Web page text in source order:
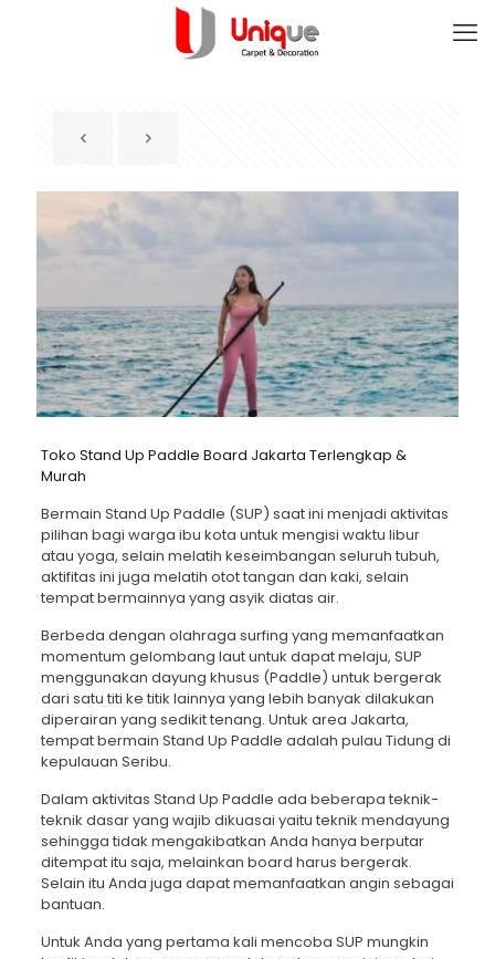
Toko Stand Up Paddle Board Jakarta Terlengkap &
Murah
Bermain Stand Up Paddle (SUP) saat ini menjadi aktivitas
pilihan bagi warga ibu kota untuk mengisi waktu libur
atau yoga, selain melatih keseimbangan seluruh tubuh,
aktifitas ini juga melatih otot tangan dan kaki, selain
tempat bermainnya yang asyik diatas air.
Berbeda dengan olahraga surfing yang memanfaatkan
momentum gelombang laut untuk dapat melaju, SUP
menggunakan dayung khusus (Paddle) untuk bergerak
dari satu titi ke titik lainnya yang lebih banyak dilakukan
diperairan yang sedikit tenang. Untuk area Jakarta,
tempat bermain Stand Up Paddle adalah pulau Tidung di
kepulauan Seribu.
Dalam aktivitas Stand Up Paddle ada beberapa teknik-
teknik dasar yang wajib dikuasai yaitu teknik mendayung
sehingga tidak mengakibatkan Anda hanya berputar
ditempat itu saja, melainkan board harus bergerak.
Selain itu Anda juga dapat memanfaatkan angin sebagai
bantuan.
Untuk Anda yang pertama kali mencoba SUP mungkin